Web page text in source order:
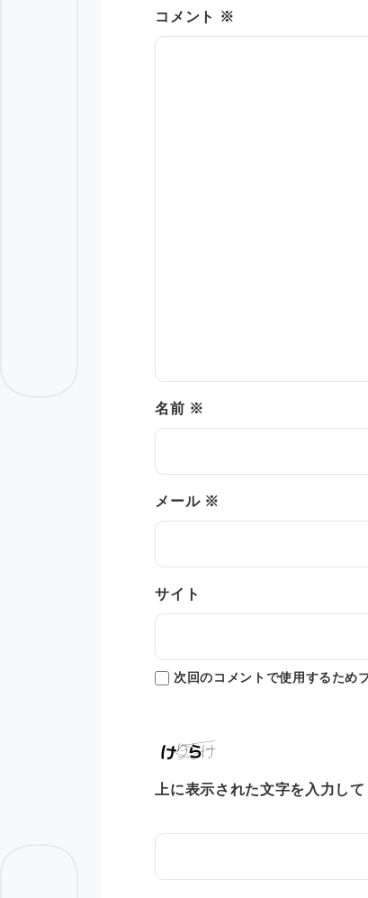
コメント ※
名前 ※
メール ※
サイト
次回のコメントで使用するため
上に表示された文字を入力して